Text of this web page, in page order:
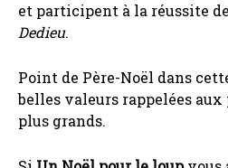
et participent à la réussite
Dedieu.
Point de Père-Noël dans
belles valeurs rappelées
plus grands.